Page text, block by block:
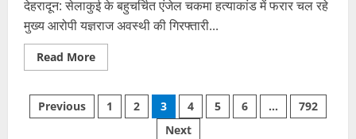
देहरादून: सेलाकुई के बहुचर्चित एंजेल चकमा हत्याकांड में फरार चल रहे
मुख्य आरोपी यज्ञराज अवस्थी की गिरफ्तारी...
Read MoreRead
more
चकमा
हत्याकांड:
नेपाल
Posts
Previous 1 2 3 4 5 6 …
792
Next